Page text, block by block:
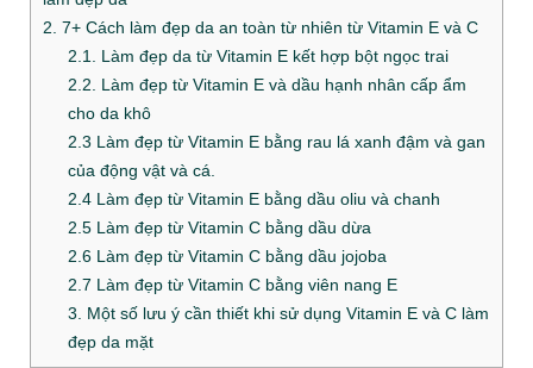
2. 7+ Cách làm đẹp da an toàn từ nhiên từ Vitamin E và C
2.1. Làm đẹp da từ Vitamin E kết hợp bột ngọc trai
2.2. Làm đẹp từ Vitamin E và dầu hạnh nhân cấp ẩm
cho da khô
2.3 Làm đẹp từ Vitamin E bằng rau lá xanh đậm và gan
của động vật và cá.
2.4 Làm đẹp từ Vitamin E bằng dầu oliu và chanh
2.5 Làm đẹp từ Vitamin C bằng dầu dừa
2.6 Làm đẹp từ Vitamin C bằng dầu jojoba
2.7 Làm đẹp từ Vitamin C bằng viên nang E
3. Một số lưu ý cần thiết khi sử dụng Vitamin E và C làm
đẹp da mặt